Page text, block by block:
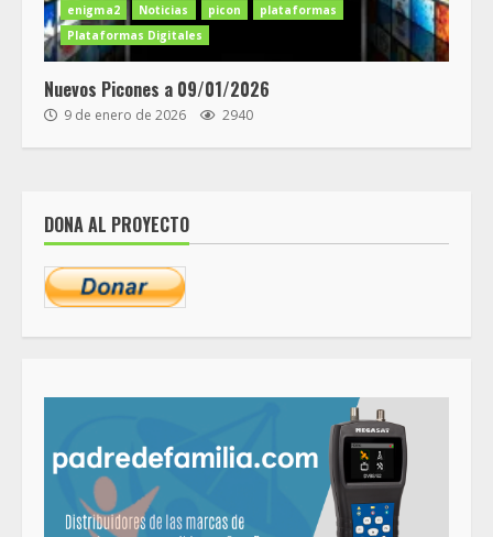
enigma2 Noticias picon
plataformas
Plataformas Digitales
Nuevos Picones a 09/01/2026
9 de enero de 2026 2940
DONA AL PROYECTO